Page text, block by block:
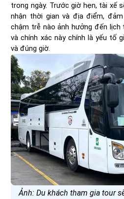
trong ngày. Trước giờ hẹn, tài xế
nhận thời gian và địa điểm,
chậm trễ nào ảnh hưởng đến lịch
và chính xác này chính là yếu tố
và đúng giờ.
Ảnh: Du khách tham gia tour